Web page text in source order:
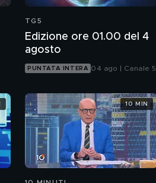
TG5
Edizione ore 01.00 del 4
agosto
PUNTATA INTERA 04 ago | Canale 5
10 MIN